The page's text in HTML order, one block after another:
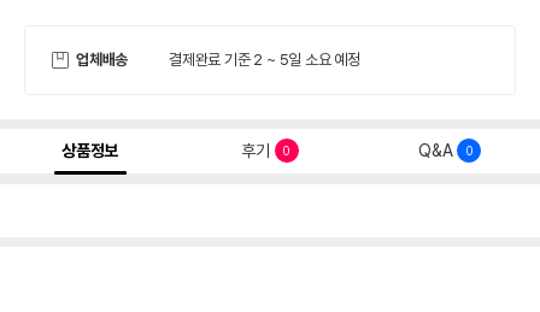
업체배송 결제완료 기준 2 ~ 5일 소요 예정
상품정보 후기 0 Q&A 0